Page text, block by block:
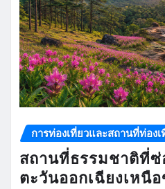
การท่องเที่ยวและสถานที่ท่องเ
สถานที่ธรรมชาติที่
ตะวันออกเฉียงเหนื